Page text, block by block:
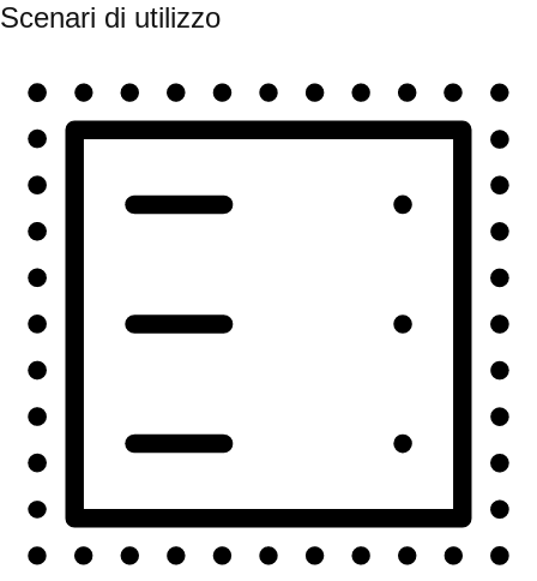
Scenari di utilizzo